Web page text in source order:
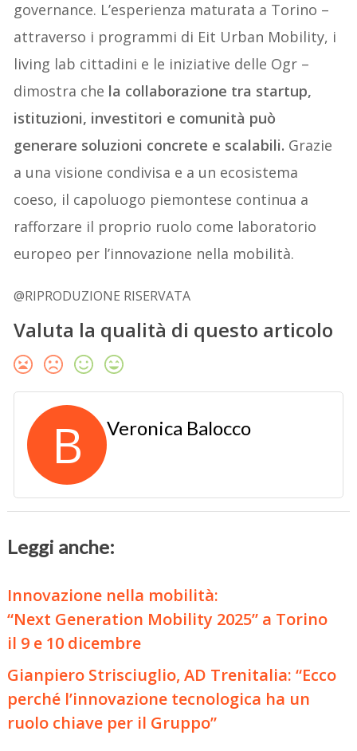
governance. L’esperienza maturata a Torino –
attraverso i programmi di Eit Urban Mobility, i
living lab cittadini e le iniziative delle Ogr –
dimostra che la collaborazione tra startup,
istituzioni, investitori e comunità può
generare soluzioni concrete e scalabili. Grazie
a una visione condivisa e a un ecosistema
coeso, il capoluogo piemontese continua a
rafforzare il proprio ruolo come laboratorio
europeo per l’innovazione nella mobilità.
@RIPRODUZIONE RISERVATA
Valuta la qualità di questo articolo
B Veronica Balocco
Leggi anche:
Innovazione nella mobilità:
“Next Generation Mobility 2025” a Torino
il 9 e 10 dicembre
Gianpiero Strisciuglio, AD Trenitalia: “Ecco
perché l’innovazione tecnologica ha un
ruolo chiave per il Gruppo”